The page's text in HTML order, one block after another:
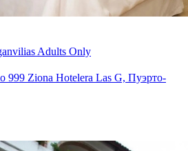
Adults Only
999 Ziona Hotelera Las G, Пуэрто-